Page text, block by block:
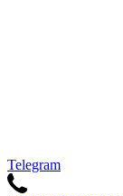
Telegram